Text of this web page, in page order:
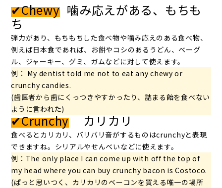
✔Chewy 噛み応えがある、もちも
ち
弾力があり、もちもちした食べ物や噛み応えのある食べ物、
例えば日本食であれば、お餅やコシのあるうどん、ベーグ
ル、ジャーキー、グミ、ガムなどに対して使えます。
例： My dentist told me not to eat any chewy or
crunchy candies.
(歯医者から歯にくっつきやすかったり、詰まる飴を食べない
ように言われた)
✔Crunchy カリカリ
食べるとカリカリ、バリバリ音がするものはcrunchyと表現
できますね。シリアルやせんべいなどに使えます。
例：The only place I can come up with off the top of
my head where you can buy crunchy bacon is Costoco.
(ぱっと思いつく、カリカリのベーコンを買える唯一の場所